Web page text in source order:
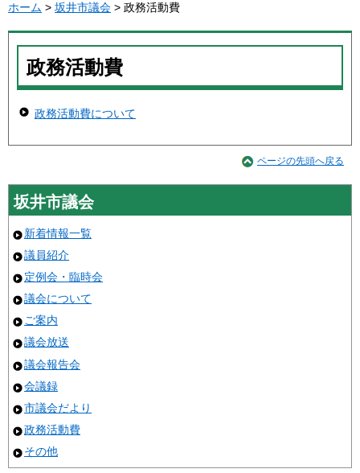
ホーム > 坂井市議会 > 政務活動費
政務活動費
政務活動費について
ページの先頭へ戻る
坂井市議会
新着情報一覧
議員紹介
定例会・臨時会
議会について
ご案内
議会放送
議会報告会
会議録
市議会だより
政務活動費
その他